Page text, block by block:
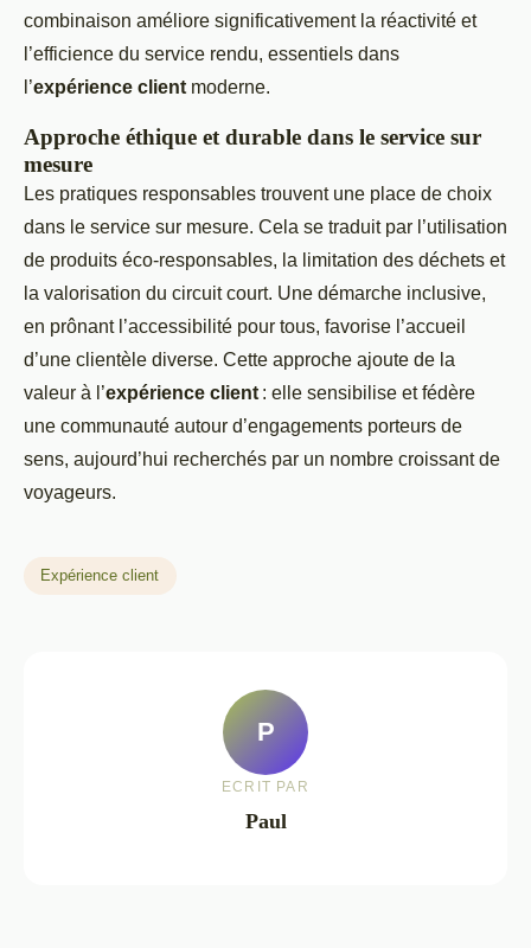
combinaison améliore significativement la réactivité et
l’efficience du service rendu, essentiels dans
l’expérience client moderne.
Approche éthique et durable dans le service sur
mesure
Les pratiques responsables trouvent une place de choix
dans le service sur mesure. Cela se traduit par l’utilisation
de produits éco-responsables, la limitation des déchets et
la valorisation du circuit court. Une démarche inclusive,
en prônant l’accessibilité pour tous, favorise l’accueil
d’une clientèle diverse. Cette approche ajoute de la
valeur à l’expérience client : elle sensibilise et fédère
une communauté autour d’engagements porteurs de
sens, aujourd’hui recherchés par un nombre croissant de
voyageurs.
Expérience client
P
ECRIT PAR
Paul